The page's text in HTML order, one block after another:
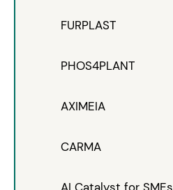
FURPLAST
PHOS4PLANT
AXIMEIA
CARMA